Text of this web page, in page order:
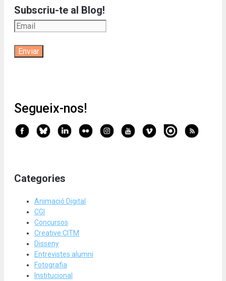
Subscriu-te al Blog!
Segueix-nos!
Categories
Animació Digital
CGI
Concursos
Creative CITM
Disseny
Entrevistes alumni
Fotografia
Institucional